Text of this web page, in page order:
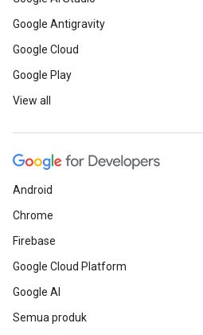
Google Antigravity
Google Cloud
Google Play
View all
Android
Chrome
Firebase
Google Cloud Platform
Google AI
Semua produk